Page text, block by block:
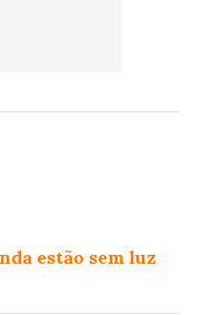
estão sem luz